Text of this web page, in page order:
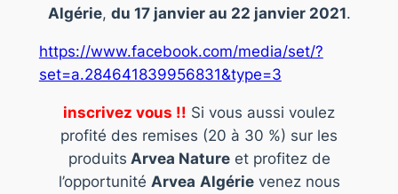
Algérie, du 17 janvier au 22 janvier 2021.
https://www.facebook.com/media/set/?
set=a.284641839956831&type=3
inscrivez vous !! Si vous aussi voulez
profité des remises (20 à 30 %) sur les
produits Arvea Natureet profitez de
l’opportunité Arvea Algérievenez nous